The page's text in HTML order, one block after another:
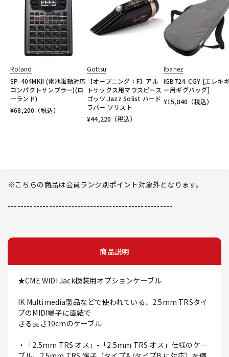
Roland
SP-404MKII (電池駆動対応
コンパクトサンプラー)(ロ
ーランド)
¥68,200 （税込）
Gottsu
【オープニング：F】アル
トサックス用マウスピース
ゴッツ Jazz Solist ハード
ラバー ソリスト
¥44,220 （税込）
Ibanez
IGB724-CGY [エレキ
ー用ギグバッグ]
¥15,840 （税込）
※こちらの商品は会員ランク別ポイント対象外となります。
----------------------------------------------------
商品説明
★CME WIDI Jack換装用オプションケーブル
IK Multimedia製品などで使われている、2.5mm TRSタイ
プのMIDI端子に直結で
きる長さ10cmのケーブル
・「2.5mm TRS オス」-「2.5mm TRS オス」仕様のケー